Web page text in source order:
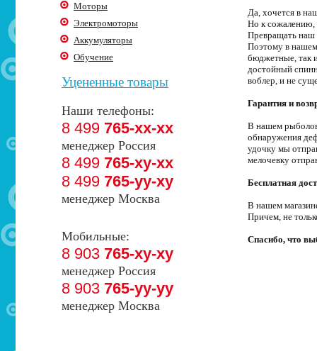
Моторы
Электромоторы
Аккумуляторы
Обучение
Уцененные товары
Наши телефоны:
8 499 765-xx-xx
менеджер Россия
8 499 765-xy-xx
8 499 765-yy-xy
менеджер Москва
Мобильные:
8 903 765-xy-xy
менеджер Россия
8 903 765-yy-yy
менеджер Москва
Да, хочется в
Но к сожалению,
Превращать наш
Поэтому в
бюджетные, так
достойный
воблер, и не
Гарантия и
В нашем
обнаружения
удочку мы
мелочевку
Бесплатная
В нашем
Причем, не
Спасибо, что